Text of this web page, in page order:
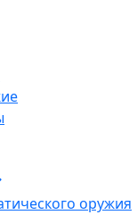
оружия